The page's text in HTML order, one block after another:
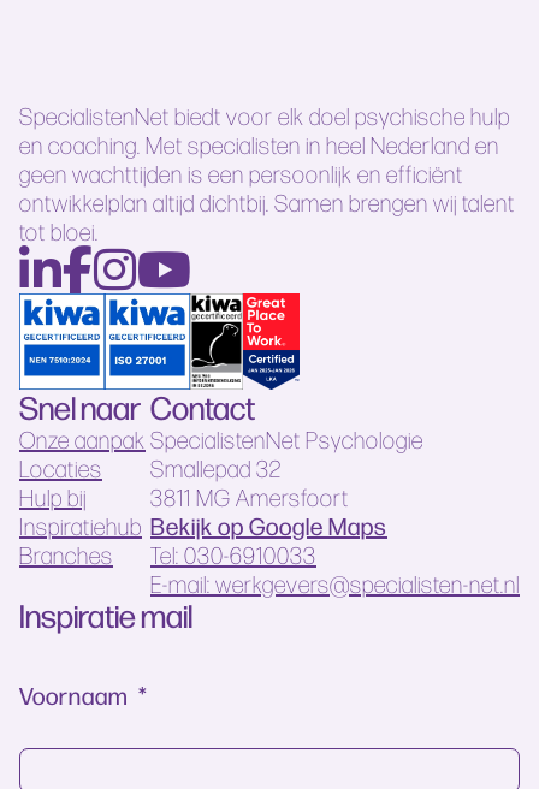
SpecialistenNet biedt voor elk doel psychische hulp
en coaching. Met specialisten in heel Nederland en
geen wachttijden is een persoonlijk en efficiënt
ontwikkelplan altijd dichtbij. Samen brengen wij talent
tot bloei.
Snel naar
Onze aanpak
Locaties
Hulp bij
Inspiratiehub
Branches
Contact
SpecialistenNet Psychologie
Smallepad 32
3811 MG Amersfoort
Bekijk op Google Maps
Tel: 030-6910033
E-mail: werkgevers@specialisten-net.nl
Inspiratie mail
Voornaam *